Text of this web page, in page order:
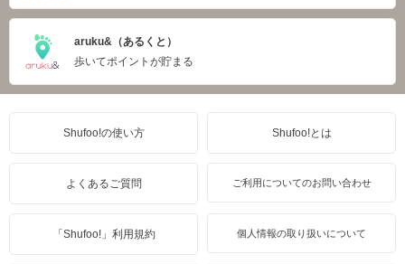
aruku&（あるくと）
歩いてポイントが貯まる
Shufoo!の使い方 Shufoo!とは
よくあるご質問 ご利用についてのお問い合わせ
「Shufoo!」利用規約 個人情報の取り扱いについて